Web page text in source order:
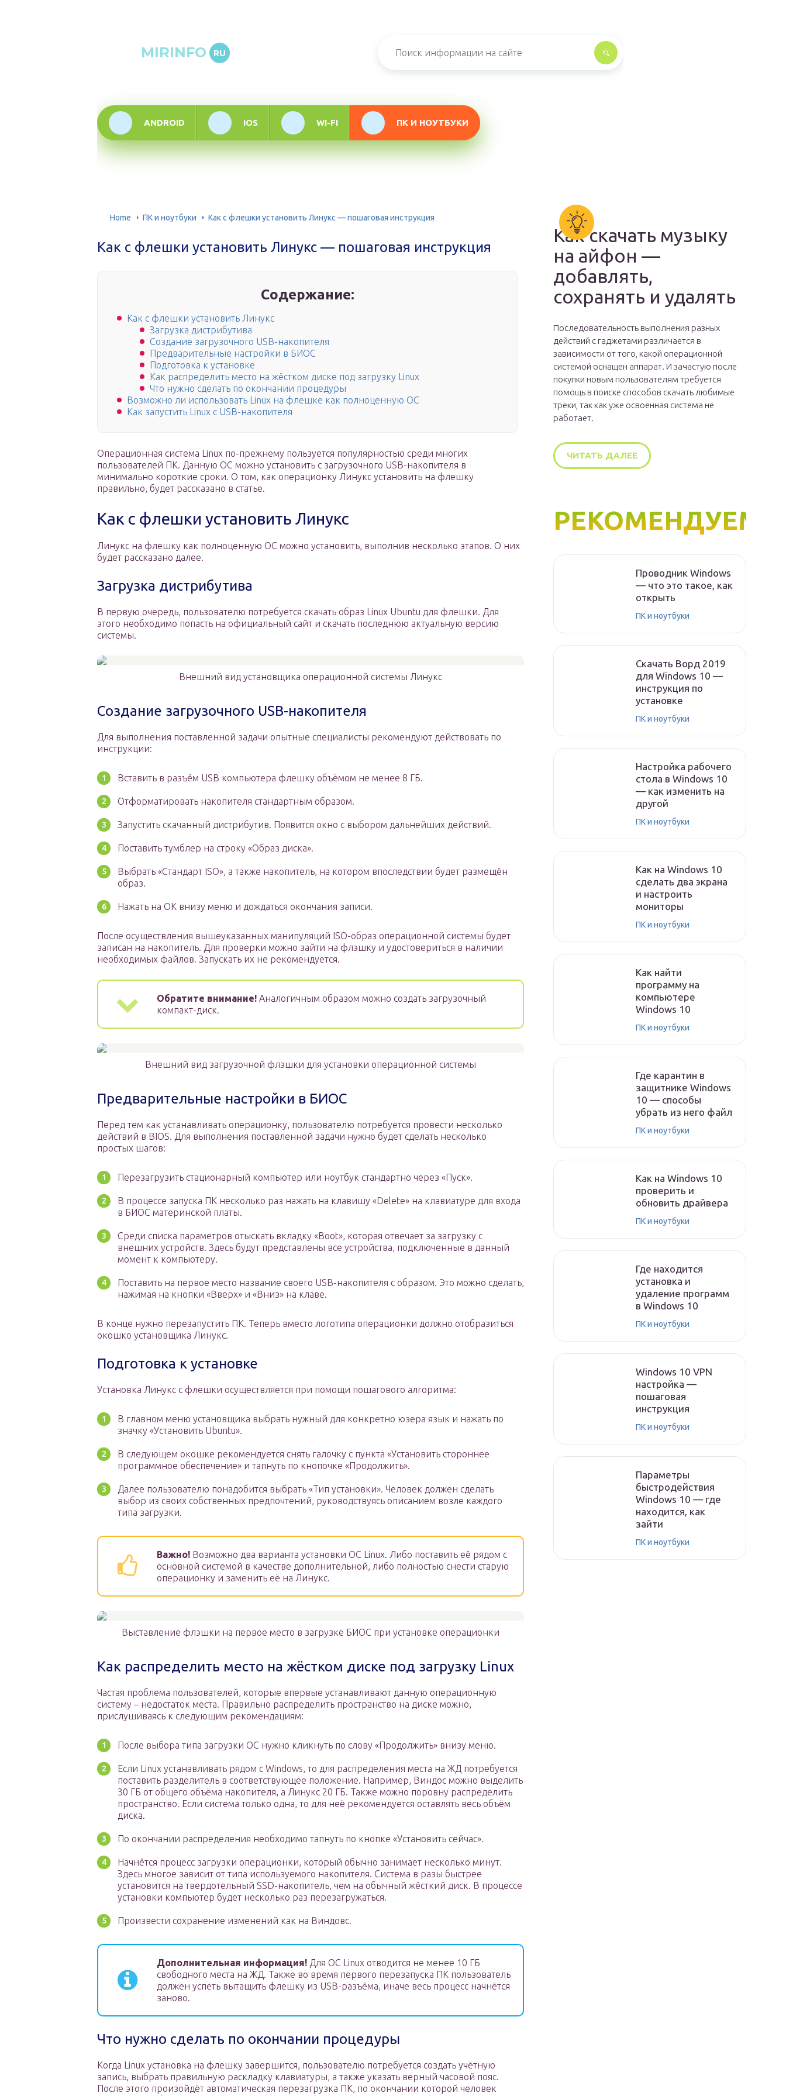
MIRINFO RU
ANDROID IOS WI-FI ПК И НОУТБУКИ
Home ПК и ноутбуки Как с флешки установить Линукс — пошаговая инструкция
Как с флешки установить Линукс — пошаговая инструкция
Содержание:
Как с флешки установить Линукс
Загрузка дистрибутива
Создание загрузочного USB-накопителя
Предварительные настройки в БИОС
Подготовка к установке
Как распределить место на жёстком диске под загрузку Linux
Что нужно сделать по окончании процедуры
Возможно ли использовать Linux на флешке как полноценную ОС
Как запустить Linux с USB-накопителя
Операционная система Linux по-прежнему пользуется популярностью среди многих
пользователей ПК. Данную ОС можно установить с загрузочного USB-накопителя в
минимально короткие сроки. О том, как операционку Линукс установить на флешку
правильно, будет рассказано в статье.
Как с флешки установить Линукс
Линукс на флешку как полноценную ОС можно установить, выполнив несколько этапов. О них
будет рассказано далее.
Загрузка дистрибутива
В первую очередь, пользователю потребуется скачать образ Linux Ubuntu для флешки. Для
этого необходимо попасть на официальный сайт и скачать последнюю актуальную версию
системы.
Внешний вид установщика операционной системы Линукс
Создание загрузочного USB-накопителя
Для выполнения поставленной задачи опытные специалисты рекомендуют действовать по
инструкции:
Вставить в разъём USB компьютера флешку объёмом не менее 8 ГБ.
Отформатировать накопителя стандартным образом.
Запустить скачанный дистрибутив. Появится окно с выбором дальнейших действий.
Поставить тумблер на строку «Образ диска».
Выбрать «Стандарт ISO», а также накопитель, на котором впоследствии будет размещён
образ.
Нажать на ОК внизу меню и дождаться окончания записи.
После осуществления вышеуказанных манипуляций ISO-образ операционной системы будет
записан на накопитель. Для проверки можно зайти на флэшку и удостовериться в наличии
необходимых файлов. Запускать их не рекомендуется.
Обратите внимание! Аналогичным образом можно создать загрузочный
компакт-диск.
Внешний вид загрузочной флэшки для установки операционной системы
Предварительные настройки в БИОС
Перед тем как устанавливать операционку, пользователю потребуется провести несколько
действий в BIOS. Для выполнения поставленной задачи нужно будет сделать несколько
простых шагов:
Перезагрузить стационарный компьютер или ноутбук стандартно через «Пуск».
В процессе запуска ПК несколько раз нажать на клавишу «Delete» на клавиатуре для входа
в БИОС материнской платы.
Среди списка параметров отыскать вкладку «Boot», которая отвечает за загрузку с
внешних устройств. Здесь будут представлены все устройства, подключенные в данный
момент к компьютеру.
Поставить на первое место название своего USB-накопителя с образом. Это можно сделать,
нажимая на кнопки «Вверх» и «Вниз» на клаве.
В конце нужно перезапустить ПК. Теперь вместо логотипа операционки должно отобразиться
окошко установщика Линукс.
Подготовка к установке
Установка Линукс с флешки осуществляется при помощи пошагового алгоритма:
В главном меню установщика выбрать нужный для конкретно юзера язык и нажать по
значку «Установить Ubuntu».
В следующем окошке рекомендуется снять галочку с пункта «Установить стороннее
программное обеспечение» и тапнуть по кнопочке «Продолжить».
Далее пользователю понадобится выбрать «Тип установки». Человек должен сделать
выбор из своих собственных предпочтений, руководствуясь описанием возле каждого
типа загрузки.
Важно! Возможно два варианта установки OC Linux. Либо поставить её рядом с
основной системой в качестве дополнительной, либо полностью снести старую
операционку и заменить её на Линукс.
Выставление флэшки на первое место в загрузке БИОС при установке операционки
Как распределить место на жёстком диске под загрузку Linux
Частая проблема пользователей, которые впервые устанавливают данную операционную
систему – недостаток места. Правильно распределить пространство на диске можно,
прислушиваясь к следующим рекомендациям:
После выбора типа загрузки ОС нужно кликнуть по слову «Продолжить» внизу меню.
Если Linux устанавливать рядом с Windows, то для распределения места на ЖД потребуется
поставить разделитель в соответствующее положение. Например, Виндос можно выделить
30 ГБ от общего объёма накопителя, а Линукс 20 ГБ. Также можно поровну распределить
пространство. Если система только одна, то для неё рекомендуется оставлять весь объём
диска.
По окончании распределения необходимо тапнуть по кнопке «Установить сейчас».
Начнётся процесс загрузки операционки, который обычно занимает несколько минут.
Здесь многое зависит от типа используемого накопителя. Система в разы быстрее
установится на твердотельный SSD-накопитель, чем на обычный жёсткий диск. В процессе
установки компьютер будет несколько раз перезагружаться.
Произвести сохранение изменений как на Виндовс.
Дополнительная информация! Для OC Linux отводится не менее 10 ГБ
свободного места на ЖД. Также во время первого перезапуска ПК пользователь
должен успеть вытащить флешку из USB-разъёма, иначе весь процесс начнётся
заново.
Что нужно сделать по окончании процедуры
Когда Linux установка на флешку завершится, пользователю потребуется создать учётную
запись, выбрать правильную раскладку клавиатуры, а также указать верный часовой пояс.
После этого произойдёт автоматическая перезагрузка ПК, по окончании которой человек
Как скачать музыку
на айфон —
добавлять,
сохранять и удалять
Последовательность выполнения разных
действий с гаджетами различается в
зависимости от того, какой операционной
системой оснащен аппарат. И зачастую после
покупки новым пользователям требуется
помощь в поиске способов скачать любимые
треки, так как уже освоенная система не
работает.
ЧИТАТЬ ДАЛЕЕ
РЕКОМЕНДУЕМ
Проводник Windows
— что это такое, как
открыть
ПК и ноутбуки
Скачать Ворд 2019
для Windows 10 —
инструкция по
установке
ПК и ноутбуки
Настройка рабочего
стола в Windows 10
— как изменить на
другой
ПК и ноутбуки
Как на Windows 10
сделать два экрана
и настроить
мониторы
ПК и ноутбуки
Как найти
программу на
компьютере
Windows 10
ПК и ноутбуки
Где карантин в
защитнике Windows
10 — способы
убрать из него файл
ПК и ноутбуки
Как на Windows 10
проверить и
обновить драйвера
ПК и ноутбуки
Где находится
установка и
удаление программ
в Windows 10
ПК и ноутбуки
Windows 10 VPN
настройка —
пошаговая
инструкция
ПК и ноутбуки
Параметры
быстродействия
Windows 10 — где
находится, как
зайти
ПК и ноутбуки